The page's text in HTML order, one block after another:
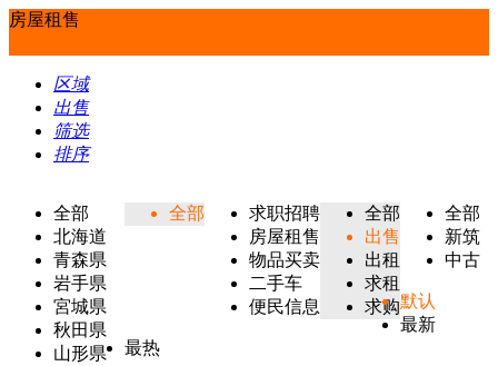
房屋租售
区域
出售
筛选
排序
全部
北海道
青森県
岩手県
宮城県
秋田県
山形県
全部
求职招聘
房屋租售
物品买卖
二手车
便民信息
全部
出售
出租
求租
求购
全部
新筑
中古
默认
最新
最热